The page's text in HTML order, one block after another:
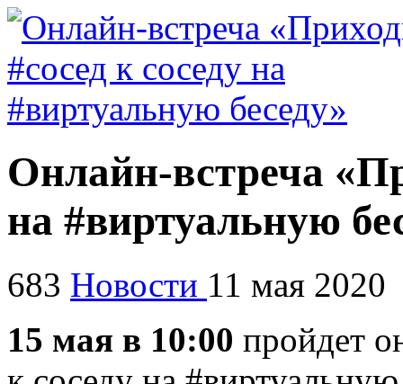
Онлайн-встреча
на #виртуальную
683 Новости 11 мая 2020
15 мая в 10:00 пройдет